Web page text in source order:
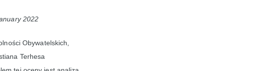
2022
Obywatelskich,
Terhesa